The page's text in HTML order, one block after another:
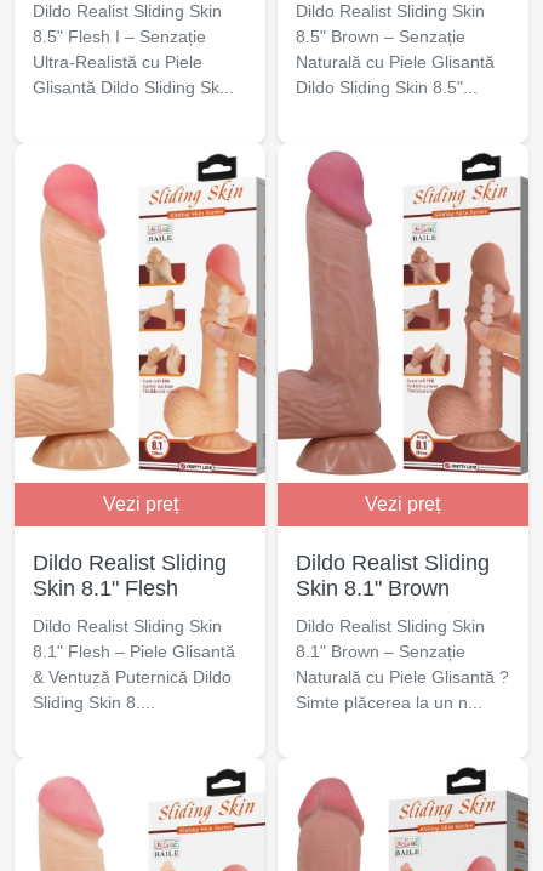
Dildo Realist Sliding Skin
8.5" Flesh I – Senzație
Ultra-Realistă cu Piele
Glisantă Dildo Sliding Sk...
Dildo Realist Sliding Skin
8.5" Brown – Senzație
Naturală cu Piele Glisantă
Dildo Sliding Skin 8.5"...
Vezi preț
Dildo Realist Sliding
Skin 8.1" Flesh
Dildo Realist Sliding Skin
8.1" Flesh – Piele Glisantă
& Ventuză Puternică Dildo
Sliding Skin 8....
Vezi preț
Dildo Realist Sliding
Skin 8.1" Brown
Dildo Realist Sliding Skin
8.1" Brown – Senzație
Naturală cu Piele Glisantă ?
Simte plăcerea la un n...